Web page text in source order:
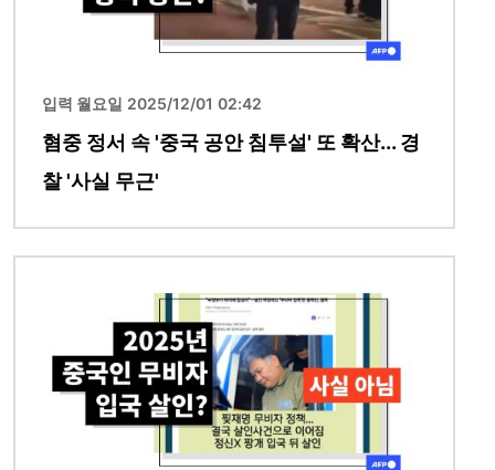
입력 월요일 2025/12/01 02:42
혐중 정서 속 '중국 공안 침투설' 또 확산... 경
찰 '사실 무근'